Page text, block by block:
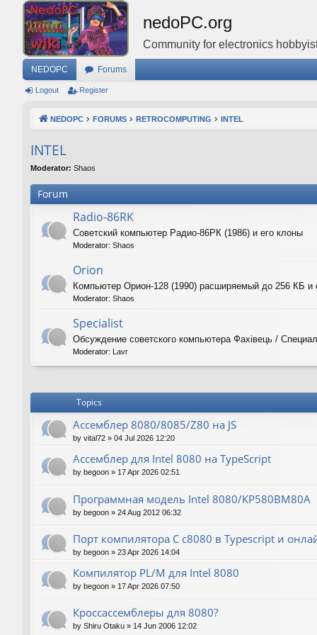
nedoPC.org
Community for electronics
NEDOPC Forums
Logout Register
NEDOPC FORUMS RETROCOMPUTING INTEL
INTEL
Moderator: Shaos
Forum
Radio-86RK
Советский компьютер Радио-86РК (1986) и его клоны
Moderator: Shaos
Orion
Компьютер Орион-128 (1990) расширяемый до 256 КБ и
Moderator: Shaos
Specialist
Обсуждение советского компьютера Фахiвець /
Moderator: Lavr
Topics
Ассемблер 8080/8085/Z80 на JS
by vital72 » 04 Jul 2026 12:20
Ассемблер для Intel 8080 на TypeScript
by begoon » 17 Apr 2026 02:51
Программная модель Intel 8080/КР580ВМ80А
by begoon » 24 Aug 2012 06:32
Порт компилятора С с8080 в Typescript и
by begoon » 23 Apr 2026 14:04
Компилятор PL/M для Intel 8080
by begoon » 17 Apr 2026 07:50
Кроссассемблеры для 8080?
by Shiru Otaku » 14 Jun 2006 12:02